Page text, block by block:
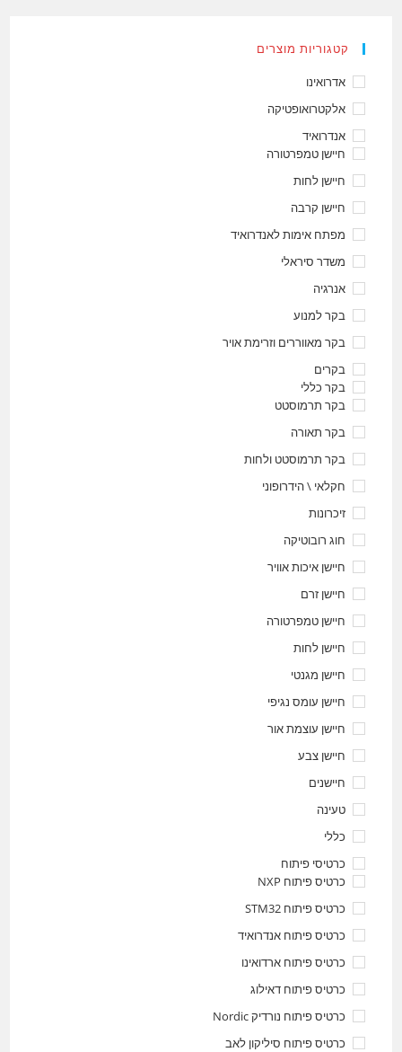
קטגוריות מוצרים
אדרואינו
אלקטרואופטיקה
אנדרואיד
חיישן טמפרטורה
חיישן לחות
חיישן קרבה
מפתח אימות לאנדרואיד
משדר סיראלי
אנרגיה
בקר למנוע
בקר מאווררים וזרימת אויר
בקרים
בקר כללי
בקר תרמוסטט
בקר תאורה
בקר תרמוסטט ולחות
חקלאי \ הידרופוני
זיכרונות
חוג רובוטיקה
חיישן איכות אוויר
חיישן זרם
חיישן טמפרטורה
חיישן לחות
חיישן מגנטי
חיישן עומס נגיפי
חיישן עוצמת אור
חיישן צבע
חיישנים
טעינה
כללי
כרטיסי פיתוח
כרטיס פיתוח NXP
כרטיס פיתוח STM32
כרטיס פיתוח אנדרואיד
כרטיס פיתוח ארדואינו
כרטיס פיתוח דאילוג
כרטיס פיתוח נורדיק Nordic
כרטיס פיתוח סיליקון לאב